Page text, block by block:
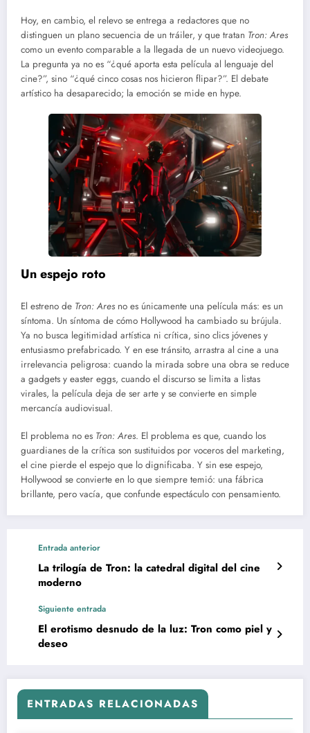
Hoy, en cambio, el relevo se entrega a redactores que no
distinguen un plano secuencia de un tráiler, y que tratan Tron: Ares
como un evento comparable a la llegada de un nuevo videojuego.
La pregunta ya no es “¿qué aporta esta película al lenguaje del
cine?”, sino “¿qué cinco cosas nos hicieron flipar?”. El debate
artístico ha desaparecido; la emoción se mide en hype.
Un espejo roto
El estreno de Tron: Ares no es únicamente una película más: es un
síntoma. Un síntoma de cómo Hollywood ha cambiado su brújula.
Ya no busca legitimidad artística ni crítica, sino clics jóvenes y
entusiasmo prefabricado. Y en ese tránsito, arrastra al cine a una
irrelevancia peligrosa: cuando la mirada sobre una obra se reduce
a gadgets y easter eggs, cuando el discurso se limita a listas
virales, la película deja de ser arte y se convierte en simple
mercancía audiovisual.
El problema no es Tron: Ares. El problema es que, cuando los
guardianes de la crítica son sustituidos por voceros del marketing,
el cine pierde el espejo que lo dignificaba. Y sin ese espejo,
Hollywood se convierte en lo que siempre temió: una fábrica
brillante, pero vacía, que confunde espectáculo con pensamiento.
Entrada anterior
La trilogía de Tron: la catedral digital del cine
moderno
Siguiente entrada
El erotismo desnudo de la luz: Tron como piel y
deseo
ENTRADAS RELACIONADAS